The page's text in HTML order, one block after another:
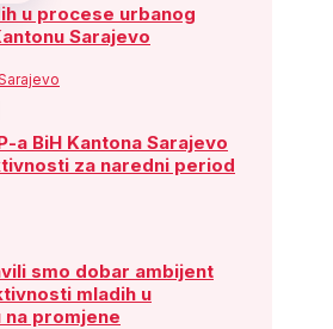
u procese urbanog
Sarajevo
a BiH Kantona Sarajevo
za naredni period
smo dobar ambijent
mladih u
na promjene